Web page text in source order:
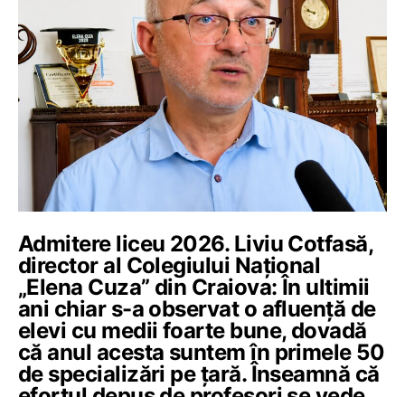
Admitere liceu 2026. Liviu Cotfasă,
director al Colegiului Național
„Elena Cuza” din Craiova: În ultimii
ani chiar s-a observat o afluență de
elevi cu medii foarte bune, dovadă
că anul acesta suntem în primele 50
de specializări pe țară. Înseamnă că